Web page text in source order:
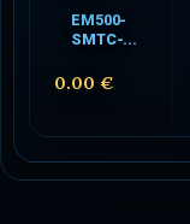
EM500-
SMTC-...
0.00 €